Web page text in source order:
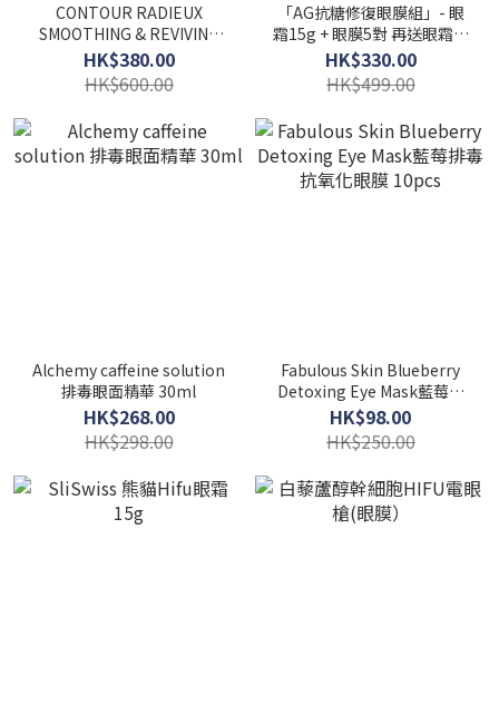
CONTOUR RADIEUX
SMOOTHING & REVIVING
EYE MASK 絲柔緊緻活化眼
膜 30 ML
HK$380.00
HK$600.00
「AG抗糖修復眼膜組」- 眼
霜15g + 眼膜5對 再送眼霜旅
行裝3ml
HK$330.00
HK$499.00
Alchemy caffeine solution
排毒眼面精華 30ml
HK$268.00
HK$298.00
Fabulous Skin Blueberry
Detoxing Eye Mask藍莓排
毒抗氧化眼膜 10pcs
HK$98.00
HK$250.00